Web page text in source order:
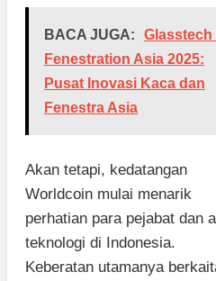
BACA JUGA:
Glasstech
Fenestration Asia 2025:
Pusat Inovasi Kaca dan
Fenestra Asia
Akan tetapi, kedatangan
Worldcoin mulai menarik
perhatian para pejabat dan
teknologi di Indonesia.
Keberatan utamanya